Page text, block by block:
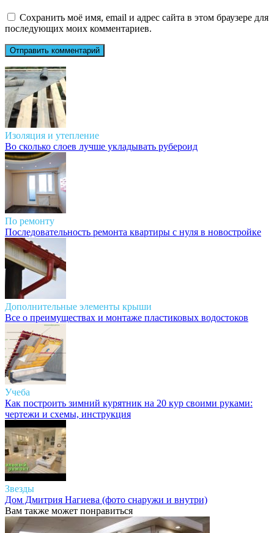
Сохранить моё имя, email и адрес сайта в этом браузере для
последующих моих комментариев.
Изоляция и утепление
Во сколько слоев лучше укладывать рубероид
По ремонту
Последовательность ремонта квартиры с нуля в новостройке
Дополнительные элементы крыши
Все о преимуществах и монтаже пластиковых водостоков
Учеба
Как построить зимний курятник на 20 кур своими руками:
чертежи и схемы, инструкция
Звезды
Дом Дмитрия Нагиева (фото снаружи и внутри)
Вам также может понравиться